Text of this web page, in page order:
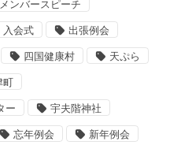
メンバースピーチ
入会式 出張例会
四国健康村 天ぷら
町
ー 宇夫階神社
忘年例会 新年例会